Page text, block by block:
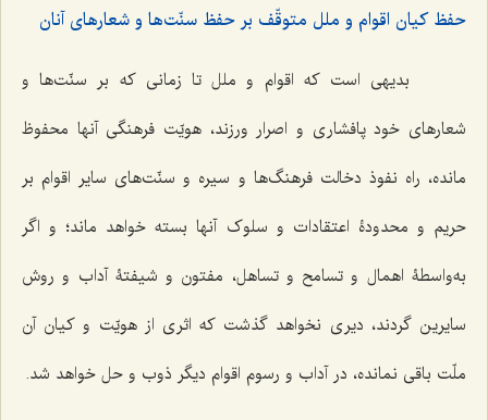
حفظ کیان اقوام و ملل متوقّف بر حفظ سنّت‌ها و شعارهای آنان
بدیهی است که اقوام و ملل تا زمانی که بر سنّت‌ها و
شعارهای خود پافشاری و اصرار ورزند، هویّت فرهنگی آنها محفوظ
مانده، راه نفوذ دخالت فرهنگ‌ها و سیره و سنّت‌های سایر اقوام بر
حریم و محدودۀ اعتقادات و سلوک آنها بسته خواهد ماند؛ و اگر
به‌واسطۀ اهمال و تسامح و تساهل، مفتون و شیفتۀ آداب و روش
سایرین گردند، دیری نخواهد گذشت که اثری از هویّت و کیان آن
ملّت باقی نمانده، در آداب و رسوم اقوام دیگر ذوب و حل خواهد شد.